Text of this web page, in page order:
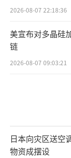
2026-08-07 22:18:36
美宣布对多晶硅
链
2026-08-07 09:03:21
日本向灾区送空
物资成摆设